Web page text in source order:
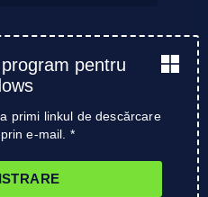
pentru
primi linkul de descărcare
e-mail. *